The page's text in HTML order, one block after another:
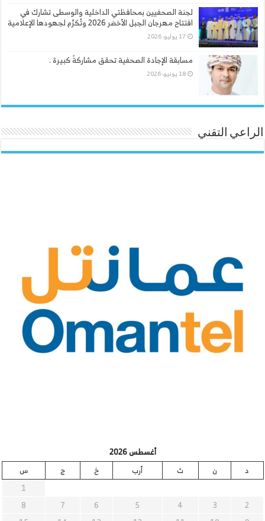
لجنة الصحفيين بمحافظتي الداخلية والوسطى تشارك في
افتتاح مهرجان الجبل الأخضر 2026 وتُكرَّم لجهودها الإعلامية
17 يوليو، 2026
مسابقة الإجادة الصحفية تحقق مشاركةً كبيرة .
18 يونيو، 2026
الراعي التقني
أغسطس 2026
د
ن ث أرب خ ج
س
1
2
3
4
5
6
7
8